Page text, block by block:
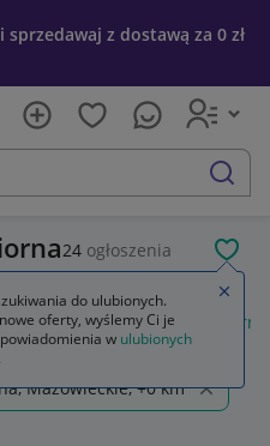
z dostawą za 0 zł
szukaj
24 ogłoszenia
k pop demon hunters popcorn
Mazowieckie, +0 km
do ulubionych.
oferty, wyślemy Ci je
w ulubionych